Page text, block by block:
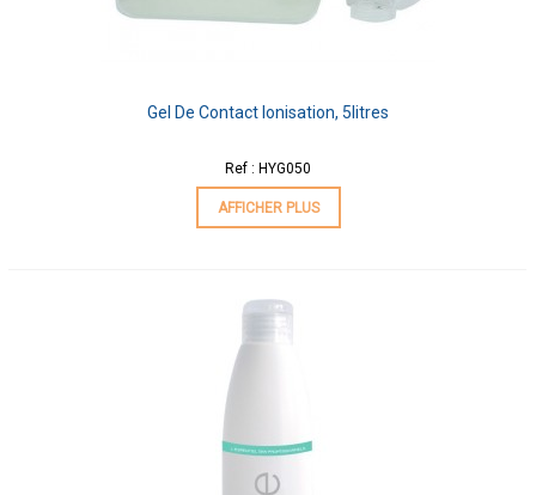
Gel De Contact Ionisation, 5litres
Ref : HYG050
AFFICHER PLUS